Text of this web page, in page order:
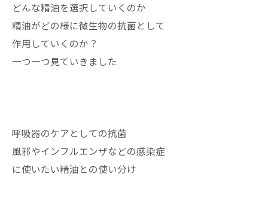
どんな精油を選択していくのか
精油がどの様に微生物の抗菌として
作用していくのか？
一つ一つ見ていきました
呼吸器のケアとしての抗菌
風邪やインフルエンザなどの感染症
に使いたい精油との使い分け